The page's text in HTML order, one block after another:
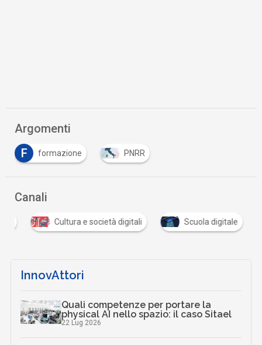
Argomenti
F
formazione PNRR
Canali
Cultura e società digitali Scuola digitale
InnovAttori
Quali competenze per portare la
physical AI nello spazio: il caso Sitael
22 Lug 2026